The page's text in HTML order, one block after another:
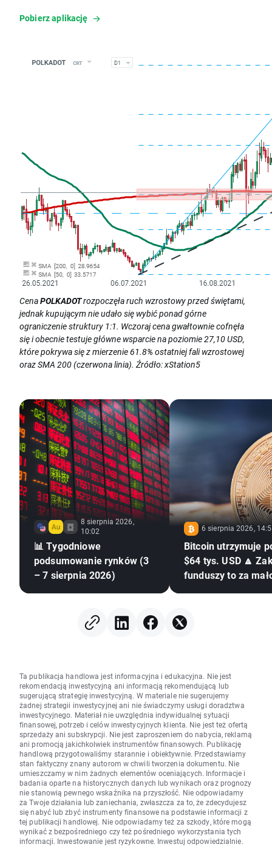
Pobierz aplikację
CenaPOLKADOTrozpoczęła ruch wzrostowy przed świętami,
jednak kupującym nie udało się wybić ponad górne
ograniczenie struktury 1:1. Wczoraj cena gwałtownie cofnęła
się i obecnie testuje główne wsparcie na poziomie 27,10 USD,
które pokrywa się z mierzenie 61.8% ostatniej fali wzrostowej
oraz SMA 200 (czerwona linia). Źródło: xStation5
8 sierpnia 2026,
10:02
📊 Tygodniowe
podsumowanie rynków (3
– 7 sierpnia 2026)
6 sierpnia 2026,
Bitcoin utrzymuje
$64 tys. USD 🔼
funduszy to za
Ta publikacja handlowa jest informacyjna i edukacyjna. Nie jest
rekomendacją inwestycyjną ani informacją rekomendującą lub
sugerującą strategię inwestycyjną. W materiale nie sugerujemy
żadnej strategii inwestycyjnej ani nie świadczymy usługi doradztwa
inwestycyjnego. Materiał nie uwzględnia indywidualnej sytuacji
finansowej, potrzeb i celów inwestycyjnych klienta. Nie jest też ofertą
sprzedaży ani subskrypcji. Nie jest zaproszeniem do nabycia, reklamą
ani promocją jakichkolwiek instrumentów finansowych. Publikację
handlową przygotowaliśmy starannie i obiektywnie. Przedstawiamy
stan faktyczny znany autorom w chwili tworzenia dokumentu. Nie
umieszczamy w nim żadnych elementów oceniających. Informacje i
badania oparte na historycznych danych lub wynikach oraz prognozy
nie stanowią pewnego wskaźnika na przyszłość. Nie odpowiadamy
za Twoje działania lub zaniechania, zwłaszcza za to, że zdecydujesz
się nabyć lub zbyć instrumenty finansowe na podstawie informacji z
tej publikacji handlowej. Nie odpowiadamy też za szkody, które mogą
wynikać z bezpośredniego czy też pośredniego wykorzystania tych
informacji. Inwestowanie jest ryzykowne. Inwestuj odpowiedzialnie.